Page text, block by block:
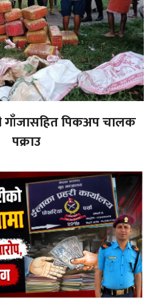
गाँजासहित पिकअप चालक
पक्राउ